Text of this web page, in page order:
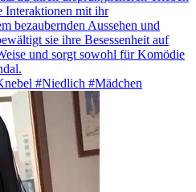
Interaktionen mit ihr
bezaubernden Aussehen und
sie ihre Besessenheit auf
und sorgt sowohl für Komödie
#Niedlich #Mädchen